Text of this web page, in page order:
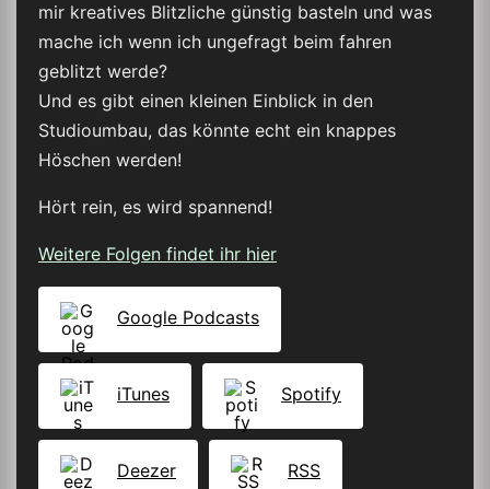
mir kreatives Blitzliche günstig basteln und was
mache ich wenn ich ungefragt beim fahren
geblitzt werde?
Und es gibt einen kleinen Einblick in den
Studioumbau, das könnte echt ein knappes
Höschen werden!
Hört rein, es wird spannend!
Weitere Folgen findet ihr hier
Google Podcasts
iTunes Spotify
Deezer RSS